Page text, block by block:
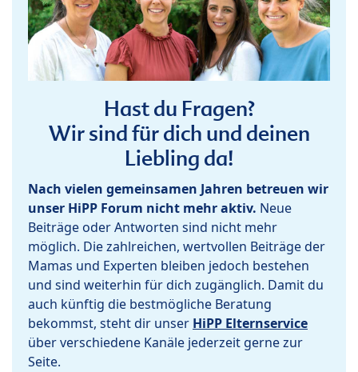
Hast du Fragen?
Wir sind für dich und deinen
Liebling da!
Nach vielen gemeinsamen Jahren betreuen wir
unser HiPP Forum nicht mehr aktiv. Neue
Beiträge oder Antworten sind nicht mehr
möglich. Die zahlreichen, wertvollen Beiträge der
Mamas und Experten bleiben jedoch bestehen
und sind weiterhin für dich zugänglich. Damit du
auch künftig die bestmögliche Beratung
bekommst, steht dir unser HiPP Elternservice
über verschiedene Kanäle jederzeit gerne zur
Seite.